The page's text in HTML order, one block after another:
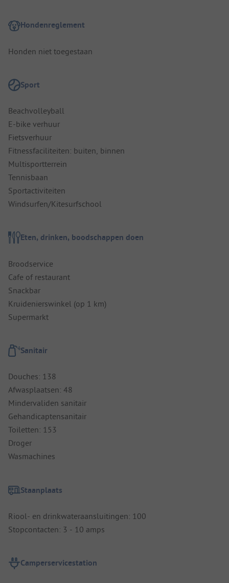
Hondenreglement
Honden niet toegestaan
Sport
Beachvolleyball
E-bike verhuur
Fietsverhuur
Fitnessfaciliteiten: buiten, binnen
Multisportterrein
Tennisbaan
Sportactiviteiten
Windsurfen/Kitesurfschool
Eten, drinken, boodschappen doen
Broodservice
Cafe of restaurant
Snackbar
Kruidenierswinkel (op 1 km)
Supermarkt
Sanitair
Douches: 138
Afwasplaatsen: 48
Mindervaliden sanitair
Gehandicaptensanitair
Toiletten: 153
Droger
Wasmachines
Staanplaats
Riool- en drinkwateraansluitingen: 100
Stopcontacten: 3 - 10 amps
Camperservicestation